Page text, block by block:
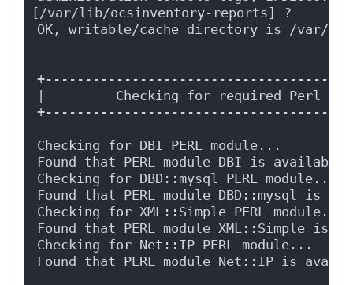
[/var/lib/ocsinventory-reports] ?
OK, writable/cache directory is /var/
|         Checking for required Perl
Checking for DBI PERL module...
Found that PERL module DBI is available.
Checking for DBD::mysql PERL module...
Found that PERL module DBD::mysql is
Checking for XML::Simple PERL module...
Found that PERL module XML::Simple is
Checking for Net::IP PERL module...
Found that PERL module Net::IP is